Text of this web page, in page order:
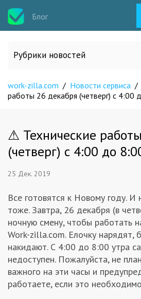
Блог
Рубрики новостей
Все статьи
Кейсы
Исполнителям
Заказчикам
Полезное
work-zilla.com / Новости сервиса /
работы 26 декабря (четверг) с 4:00
⚠ Технические
(четверг) с 4:00 до
25 Дек. 2019
Все готовятся к Новому году.
тоже. Завтра, 26 декабря (в
ночную смену, чтобы работать
Work-zilla.com. Елочку нарядят,
накидают. С 4:00 до 8:00 утра
недоступен. Пожалуйста, не
важного на эти часы и
работаете, если это